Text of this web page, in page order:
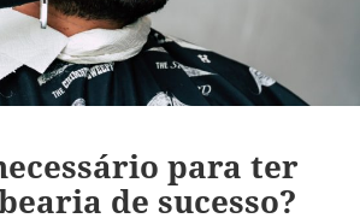
para ter
de sucesso?